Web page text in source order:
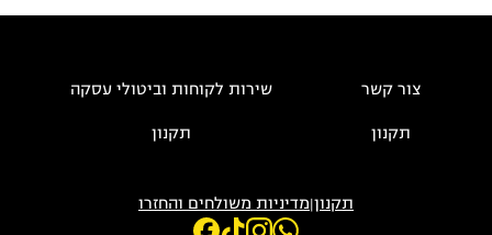
צור קשר שירות לקוחות וביטולי עסקה
תקנון תקנון
תקנון|מדיניות משולחים והחזרו